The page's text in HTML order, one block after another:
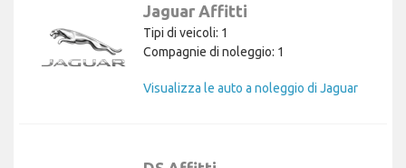
Jaguar Affitti
Tipi di veicoli: 1
Compagnie di noleggio: 1
Visualizza le auto a noleggio di Jaguar